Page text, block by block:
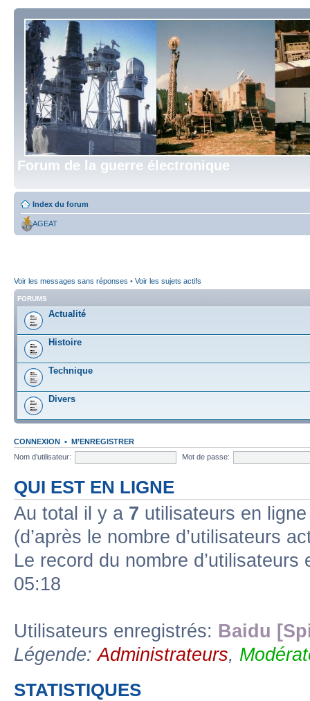
Forum de la guerre électronique
Index du forum
AGEAT
Voir les messages sans réponses • Voir les sujets actifs
FORUMS
Actualité
Histoire
Technique
Divers
CONNEXION • M’ENREGISTRER
Nom d’utilisateur:
Mot de passe:
QUI EST EN LIGNE
Au total il y a 7 utilisateurs en
(d’après le nombre d’utilisateurs
Le record du nombre
05:18
Utilisateurs enregistrés: Baidu
Légende:Administrateurs,
STATISTIQUES